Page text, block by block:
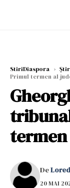
StiriDiaspora ›
Primul termen al
De
20 MAI